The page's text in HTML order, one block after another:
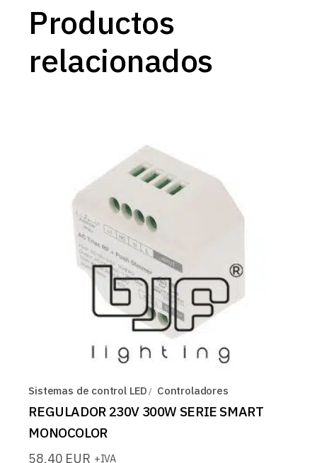
Productos
relacionados
Sistemas de control LED Controladores
REGULADOR 230V 300W SERIE SMART
MONOCOLOR
58,40 EUR +IVA